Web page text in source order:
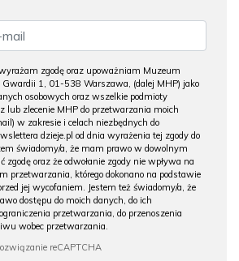
zgodę oraz upoważniam Muzeum
1, 01-538 Warszawa, (dalej MHP) jako
osobowych oraz wszelkie podmioty
lub zlecenie MHP do przetwarzania moich
w zakresie i celach niezbędnych do
dzieje.pl od dnia wyrażenia tej zgody do
świadomy/a, że mam prawo w dowolnym
zgodę oraz że odwołanie zgody nie wpływa na
przetwarzania, którego dokonano na podstawie
jej wycofaniem. Jestem też świadomy/a, że
dostępu do moich danych, do ich
przetwarzania, do przenoszenia
wobec przetwarzania.